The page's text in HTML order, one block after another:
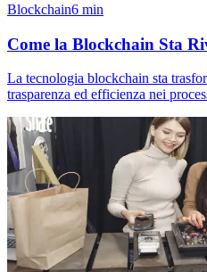
Blockchain6 min
Come la Blockchain Sta
La tecnologia blockchain sta
trasparenza ed efficienza nei